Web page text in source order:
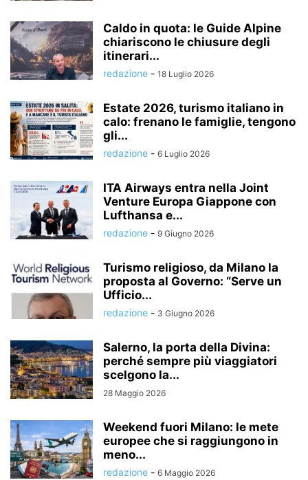
Caldo in quota: le Guide Alpine
chiariscono le chiusure degli
itinerari...
redazione - 18 Luglio 2026
Estate 2026, turismo italiano in
calo: frenano le famiglie, tengono
gli...
redazione - 6 Luglio 2026
ITA Airways entra nella Joint
Venture Europa Giappone con
Lufthansa e...
redazione - 9 Giugno 2026
Turismo religioso, da Milano la
proposta al Governo: “Serve un
Ufficio...
redazione - 3 Giugno 2026
Salerno, la porta della Divina:
perché sempre più viaggiatori
scelgono la...
28 Maggio 2026
Weekend fuori Milano: le mete
europee che si raggiungono in
meno...
redazione - 6 Maggio 2026